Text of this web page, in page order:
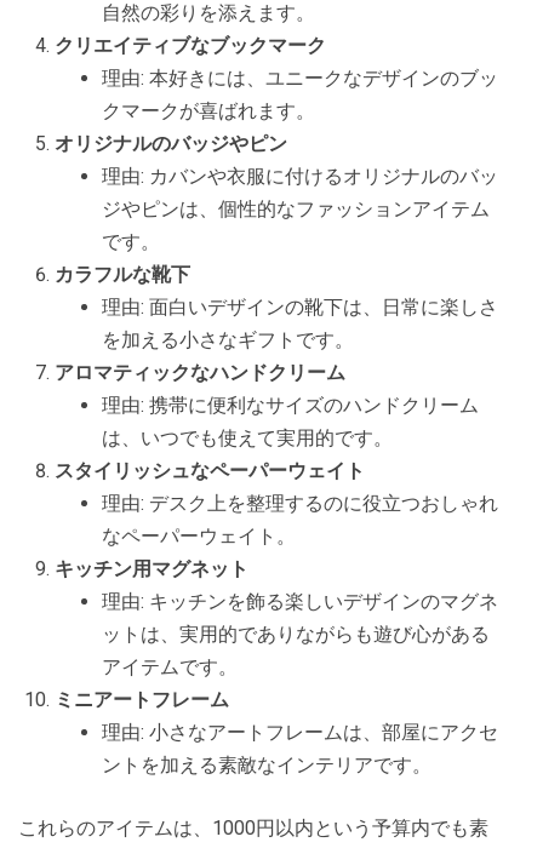
自然の彩りを添えます。
クリエイティブなブックマーク
理由: 本好きには、ユニークなデザインのブッ
クマークが喜ばれます。
オリジナルのバッジやピン
理由: カバンや衣服に付けるオリジナルのバッ
ジやピンは、個性的なファッションアイテム
です。
カラフルな靴下
理由: 面白いデザインの靴下は、日常に楽しさ
を加える小さなギフトです。
アロマティックなハンドクリーム
理由: 携帯に便利なサイズのハンドクリーム
は、いつでも使えて実用的です。
スタイリッシュなペーパーウェイト
理由: デスク上を整理するのに役立つおしゃれ
なペーパーウェイト。
キッチン用マグネット
理由: キッチンを飾る楽しいデザインのマグネ
ットは、実用的でありながらも遊び心がある
アイテムです。
ミニアートフレーム
理由: 小さなアートフレームは、部屋にアクセ
ントを加える素敵なインテリアです。
これらのアイテムは、1000円以内という予算内でも素